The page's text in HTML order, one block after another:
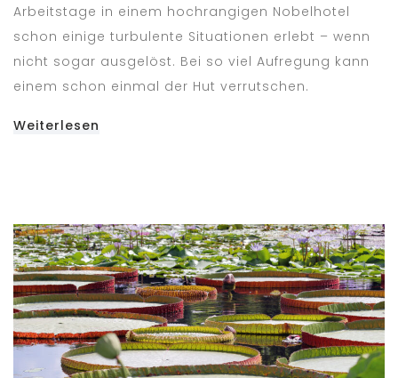
Arbeitstage in einem hochrangigen Nobelhotel
schon einige turbulente Situationen erlebt – wenn
nicht sogar ausgelöst. Bei so viel Aufregung kann
einem schon einmal der Hut verrutschen.
Weiterlesen